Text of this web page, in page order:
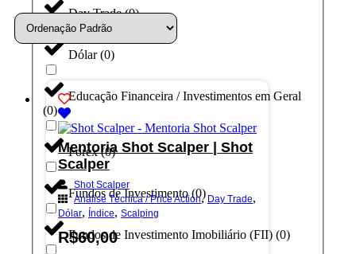
Day Trade(0)
Dólar(0)
Educação Financeira / Investimentos em Geral
(0)
Forex(0)
Fundos de Investimento(0)
Fundos de Investimento Imobiliário (FII) (0)
Mentoria Shot Scalper | Shot
Scalper
Shot Scalper
Análise Técnica / Price Action, Day Trade,
Dólar, Índice, Scalping
R$60,00